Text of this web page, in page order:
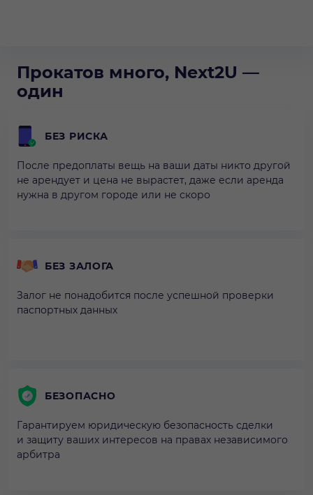
Прокатов много, Next2U —
один
БЕЗ РИСКА
После предоплаты вещь на ваши даты никто другой
не арендует и цена не вырастет, даже если аренда
нужна в другом городе или не скоро
БЕЗ ЗАЛОГА
Залог не понадобится после успешной проверки
паспортных данных
БЕЗОПАСНО
Гарантируем юридическую безопасность сделки
и защиту ваших интересов на правах независимого
арбитра